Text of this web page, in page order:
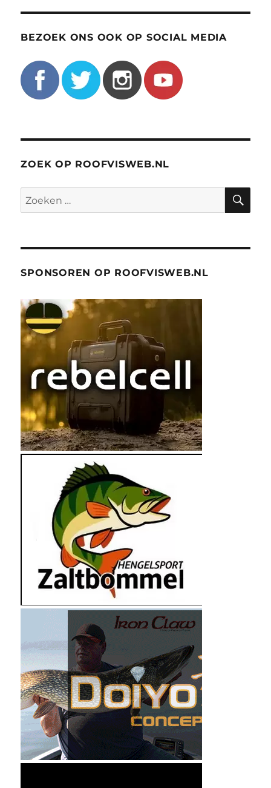
BEZOEK ONS OOK OP SOCIAL MEDIA
ZOEK OP ROOFVISWEB.NL
Zoeken
naar:
SPONSOREN OP ROOFVISWEB.NL